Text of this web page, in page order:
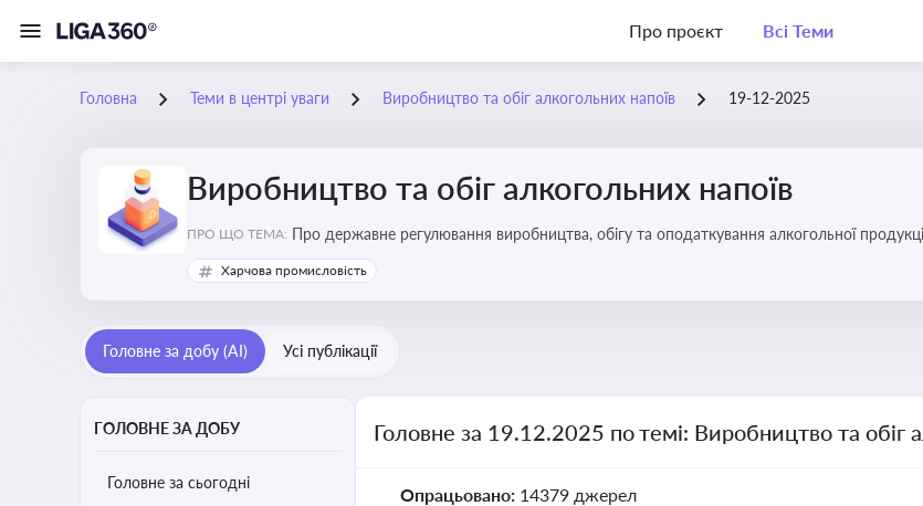
Про проєкт Всі Теми
Головна Теми в центрі уваги Виробництво та обіг алкогольних напоїв 19-12-2025
Виробництво та обіг алкогольних напоїв
ПРО ЩО ТЕМА: Про державне регулювання виробництва, обігу та оподаткування алкогольної
Харчова промисловість
Головне за добу (AI) Усі публікації
ГОЛОВНЕ ЗА ДОБУ
Головне за сьогодні
Головне за 19.12.2025 по темі: Виробництво та обіг
Опрацьовано: 14379 джерел